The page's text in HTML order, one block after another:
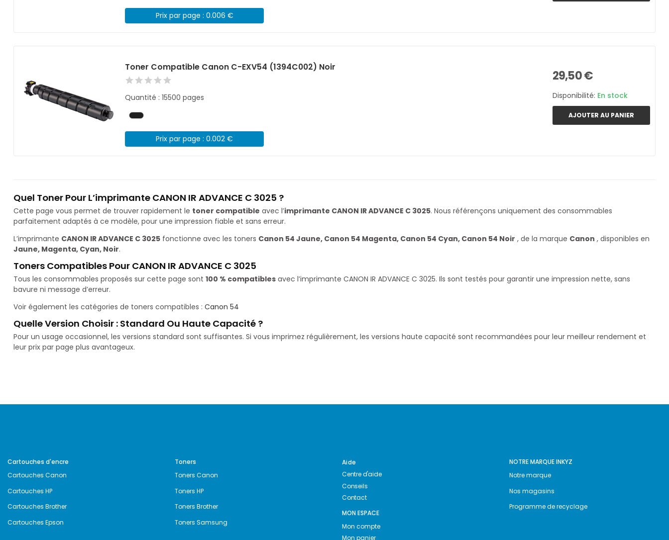
Prix par page : 0.006 €
Toner Compatible Canon C-EXV54 (1394C002) Noir
Quantité : 15500 pages
Prix par page : 0.002 €
29,50 €
Disponibilité: En stock
AJOUTER AU PANIER
Quel Toner Pour L’imprimante CANON IR ADVANCE C 3025 ?
Cette page vous permet de trouver rapidement le toner compatible avec l’imprimante CANON IR ADVANCE C 3025. Nous référençons uniquement des consommables
parfaitement adaptés à ce modèle, pour une impression fiable et sans erreur.
L’imprimante CANON IR ADVANCE C 3025 fonctionne avec les toners Canon 54 Jaune, Canon 54 Magenta, Canon 54 Cyan, Canon 54 Noir , de la marque Canon , disponibles en
Jaune, Magenta, Cyan, Noir.
Toners Compatibles Pour CANON IR ADVANCE C 3025
Tous les consommables proposés sur cette page sont 100 % compatibles avec l’imprimante CANON IR ADVANCE C 3025. Ils sont testés pour garantir une impression nette, sans
bavure ni message d’erreur.
Voir également les catégories de toners compatibles : Canon 54
Quelle Version Choisir : Standard Ou Haute Capacité ?
Pour un usage occasionnel, les versions standard sont suffisantes. Si vous imprimez régulièrement, les versions haute capacité sont recommandées pour leur meilleur rendement et
leur prix par page plus avantageux.
Cartouches d'encre
Cartouches Canon
Cartouches HP
Cartouches Brother
Cartouches Epson
Toners
Toners Canon
Toners HP
Toners Brother
Toners Samsung
Aide
Centre d'aide
Conseils
Contact
MON ESPACE
Mon compte
Mon panier
NOTRE MARQUE INKYZ
Notre marque
Nos magasins
Programme de recyclage